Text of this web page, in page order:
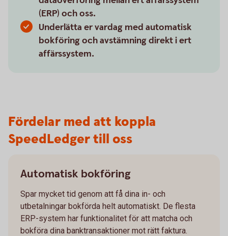
(ERP) och oss.
Underlätta er vardag med automatisk
bokföring och avstämning direkt i ert
affärssystem.
Fördelar med att koppla
SpeedLedger till oss
Automatisk bokföring
Spar mycket tid genom att få dina in- och
utbetalningar bokförda helt automatiskt. De flesta
ERP-system har funktionalitet för att matcha och
bokföra dina banktransaktioner mot rätt faktura.